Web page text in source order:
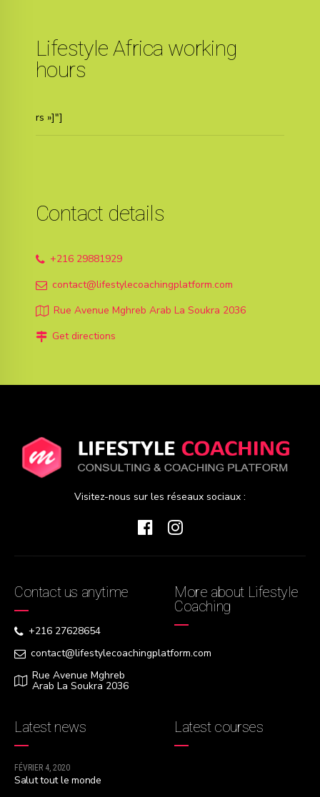
Lifestyle Africa working
hours
rs »]"]
Contact details
+216 29881929
contact@lifestylecoachingplatform.com
Rue Avenue Mghreb Arab La Soukra 2036
Get directions
Visitez-nous sur les réseaux sociaux :
Contact us anytime
+216 27628654
contact@lifestylecoachingplatform.com
Rue Avenue Mghreb
Arab La Soukra 2036
More about Lifestyle
Coaching
Latest news
FÉVRIER 4, 2020
Salut tout le monde
Latest courses